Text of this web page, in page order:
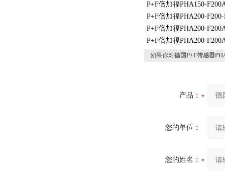
P+F倍加福PHA150-
P+F倍加福PHA200-F200-
P+F倍加福PHA200-
P+F倍加福PHA200-
如果你对德国P+F传感器
产品：
您的单位：
您的姓名：